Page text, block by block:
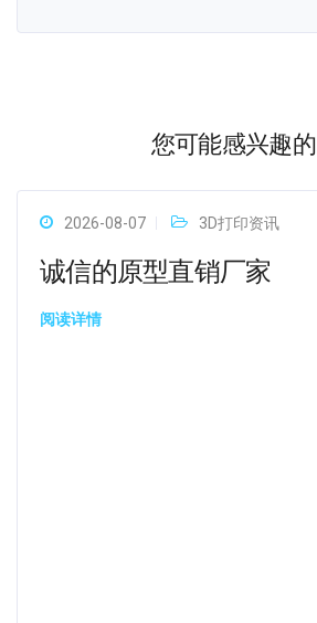
您可能感兴趣的
2026-08-07 3D打印资讯
诚信的原型直销厂家
阅读详情